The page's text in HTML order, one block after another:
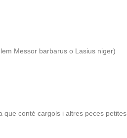
Messor barbarus o Lasius niger)
que conté cargols i altres peces petites